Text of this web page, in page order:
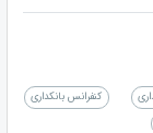
کنفرانس بانکداری